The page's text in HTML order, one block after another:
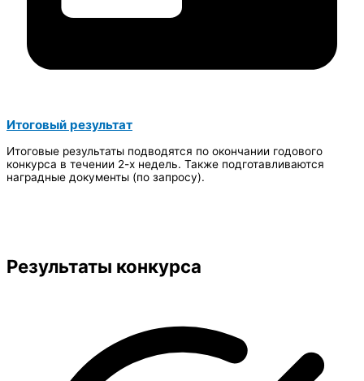
Итоговый результат
Итоговые результаты подводятся по окончании годового
конкурса в течении 2-х недель. Также подготавливаются
наградные документы (по запросу).
Результаты конкурса​